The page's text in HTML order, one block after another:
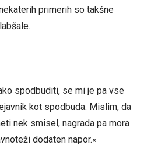
primerih so takšne
spodbuditi, se mi je pa vse
kot spodbuda. Mislim, da
nek smisel, nagrada pa mora
dodaten napor.«